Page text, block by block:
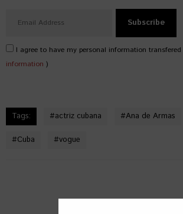
I agree to have my personal information
information )
Tags: #actriz cubana #Ana de Armas
#Cuba #vogue